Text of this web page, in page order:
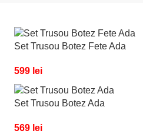
Set Trusou Botez Fete Ada
599 lei
Set Trusou Botez Ada
569 lei